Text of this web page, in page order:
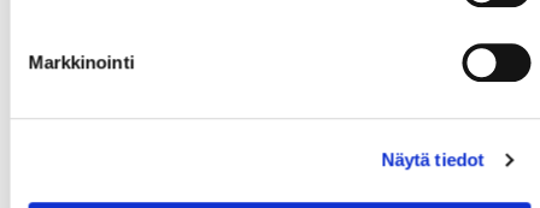
Markkinointi
Näytä tiedot